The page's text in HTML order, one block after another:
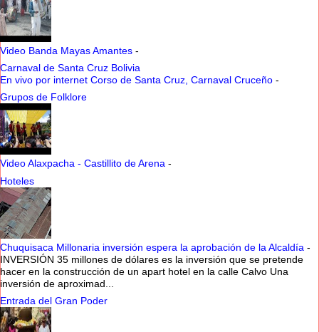
Video Banda Mayas Amantes -
Carnaval de Santa Cruz Bolivia
En vivo por internet Corso de Santa Cruz, Carnaval Cruceño -
Grupos de Folklore
Video Alaxpacha - Castillito de Arena -
Hoteles
Chuquisaca Millonaria inversión espera la aprobación de la Alcaldía -
INVERSIÓN 35 millones de dólares es la inversión que se pretende
hacer en la construcción de un apart hotel en la calle Calvo Una
inversión de aproximad...
Entrada del Gran Poder